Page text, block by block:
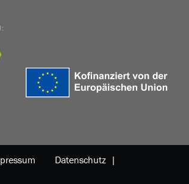
Datenschutz |